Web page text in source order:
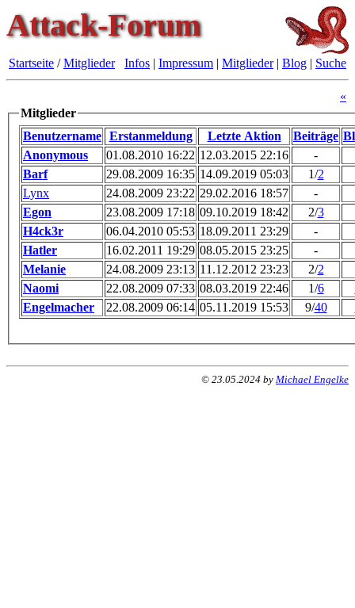
Attack-Forum
Startseite /Mitglieder Infos | Impressum | Mitglieder| Blog | Suche
«
Mitglieder
Benutzername Erstanmeldung Letzte Aktion Beiträge
Anonymous
01.08.2010 16:22 12.03.2015 22:16
-
Barf
29.08.2009 16:35 14.09.2019 05:03 1/2
Lynx
24.08.2009 23:22 29.02.2016 18:57
-
Egon
23.08.2009 17:18 09.10.2019 18:42 2/3
H4ck3r
06.04.2010 05:53 18.09.2011 23:29
-
Hatler
16.02.2011 19:29 08.05.2015 23:25
-
Melanie
24.08.2009 23:13 11.12.2012 23:23 2/2
Naomi
22.08.2009 07:33 08.03.2019 22:46 1/6
Engelmacher
22.08.2009 06:14 05.11.2019 15:53 9/40
© 23.05.2024 by Michael Engelke